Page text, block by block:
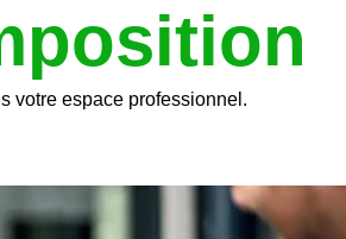
votre espace professionnel.